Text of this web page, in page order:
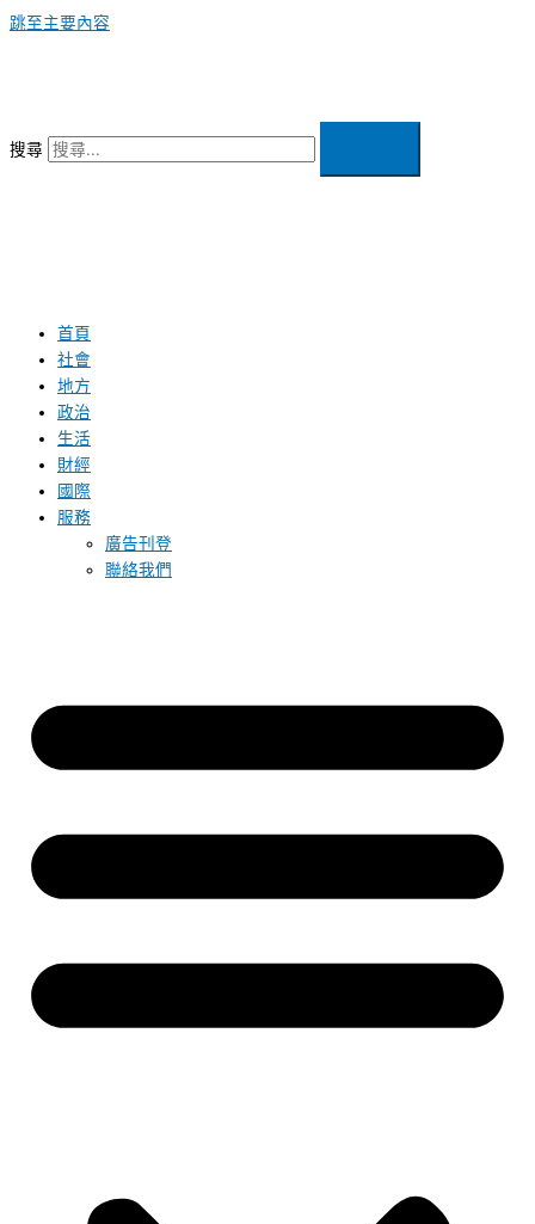
跳至主要內容
搜尋
首頁
社會
地方
政治
生活
財經
國際
服務
廣告刊登
聯絡我們